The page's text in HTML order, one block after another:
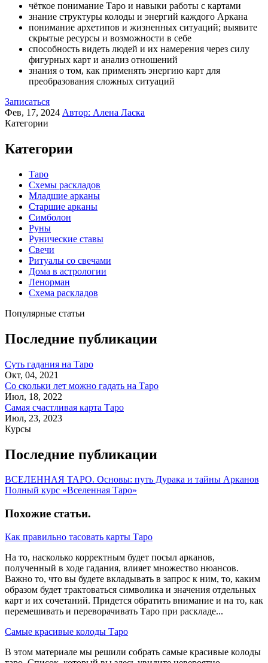
чёткое понимание Таро и навыки работы с картами
знание структуры колоды и энергий каждого Аркана
понимание архетипов и жизненных ситуаций; выявите
скрытые ресурсы и возможности в себе
способность видеть людей и их намерения через силу
фигурных карт и анализ отношений
знания о том, как применять энергию карт для
преобразования сложных ситуаций
Записаться
Фев, 17, 2024 Автор: Алена Ласка
Категории
Категории
Таро
Схемы раскладов
Младшие арканы
Старшие арканы
Симболон
Руны
Рунические ставы
Свечи
Ритуалы со свечами
Дома в астрологии
Ленорман
Схема раскладов
Популярные статьи
Последние публикации
Суть гадания на Таро
Окт, 04, 2021
Со скольки лет можно гадать на Таро
Июл, 18, 2022
Самая счастливая карта Таро
Июл, 23, 2023
Курсы
Последние публикации
ВСЕЛЕННАЯ ТАРО. Основы: путь Дурака и тайны Арканов
Полный курс «Вселенная Таро»
Похожие статьи.
Как правильно тасовать карты Таро
На то, насколько корректным будет посыл арканов,
полученный в ходе гадания, влияет множество нюансов.
Важно то, что вы будете вкладывать в запрос к ним, то, каким
образом будет трактоваться символика и значения отдельных
карт и их сочетаний. Придется обратить внимание и на то, как
перемешивать и переворачивать Таро при раскладе...
Самые красивые колоды Таро
В этом материале мы решили собрать самые красивые колоды